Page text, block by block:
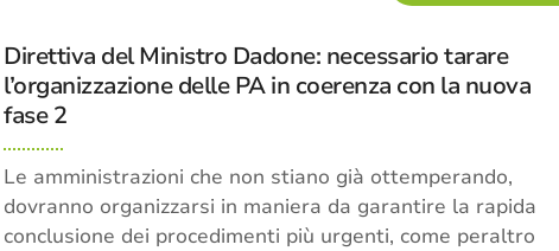
Direttiva del Ministro Dadone: necessario tarare
l’organizzazione delle PA in coerenza con la nuova
fase 2
Le amministrazioni che non stiano già ottemperando,
dovranno organizzarsi in maniera da garantire la rapida
conclusione dei procedimenti più urgenti, come peraltro